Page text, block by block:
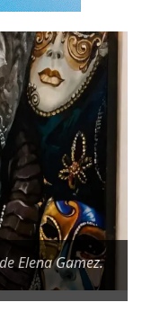
Elena Gamez.